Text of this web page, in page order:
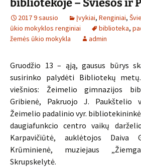
bibliotekoje – Šviesos ir
2017 9 sausio Įvykiai, Renginiai,
ūkio mokyklos renginiai
biblioteka,
žemės ūkio mokykla
admin
Gruodžio 13 – ąją, gausus būrys
susirinko palydėti Bibliotekų
viešnios: Žeimelio gimnazijos
Gribienė, Pakruojo J. Paukštelio
Žeimelio padalinio vyr.
daugiafunkcio centro vaikų
Karpavičiūtė, auklėtojos Daiva
Krūminienė, muziejaus
Skrupskelytė.